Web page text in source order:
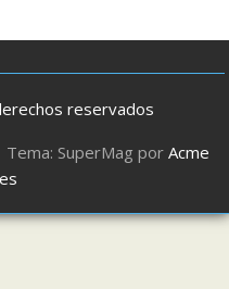
reservados
Tema: SuperMag por Acme